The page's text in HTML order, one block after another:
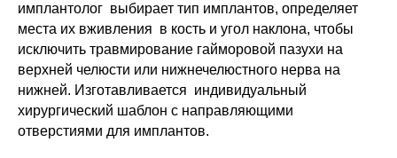
имплантолог выбирает тип имплантов, определяет
места их вживления в кость и угол наклона, чтобы
исключить травмирование гайморовой пазухи на
верхней челюсти или нижнечелюстного нерва на
нижней. Изготавливается индивидуальный
хирургический шаблон с направляющими
отверстиями для имплантов.